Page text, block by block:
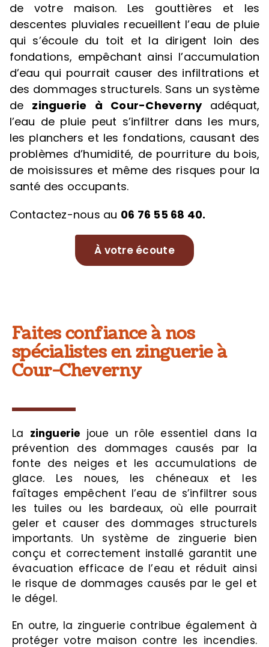
de votre maison. Les gouttières et les
descentes pluviales recueillent l’eau de pluie
qui s’écoule du toit et la dirigent loin des
fondations, empêchant ainsi l’accumulation
d’eau qui pourrait causer des infiltrations et
des dommages structurels. Sans un système
de zinguerie à Cour-Cheverny adéquat,
l’eau de pluie peut s’infiltrer dans les murs,
les planchers et les fondations, causant des
problèmes d’humidité, de pourriture du bois,
de moisissures et même des risques pour la
santé des occupants.
Contactez-nous au 06 76 55 68 40.
À votre écoute
Faites confiance à nos
spécialistes en zinguerie à
Cour-Cheverny
La zinguerie joue un rôle essentiel dans la
prévention des dommages causés par la
fonte des neiges et les accumulations de
glace. Les noues, les chéneaux et les
faîtages empêchent l’eau de s’infiltrer sous
les tuiles ou les bardeaux, où elle pourrait
geler et causer des dommages structurels
importants. Un système de zinguerie bien
conçu et correctement installé garantit une
évacuation efficace de l’eau et réduit ainsi
le risque de dommages causés par le gel et
le dégel.
En outre, la zinguerie contribue également à
protéger votre maison contre les incendies.